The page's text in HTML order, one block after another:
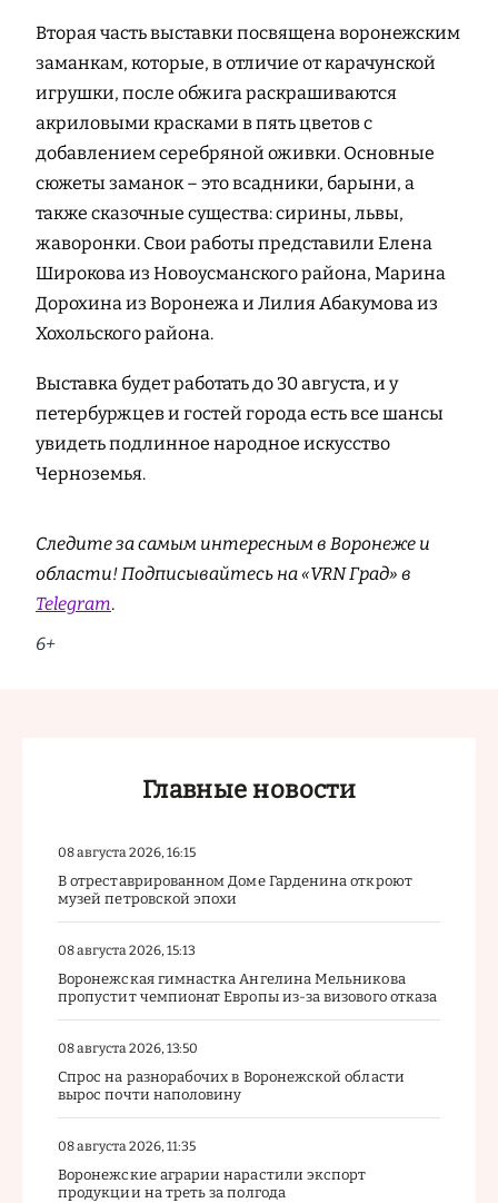
Вторая часть выставки посвящена воронежским
заманкам, которые, в отличие от карачунской
игрушки, после обжига раскрашиваются
акриловыми красками в пять цветов с
добавлением серебряной оживки. Основные
сюжеты заманок – это всадники, барыни, а
также сказочные существа: сирины, львы,
жаворонки. Свои работы представили Елена
Широкова из Новоусманского района, Марина
Дорохина из Воронежа и Лилия Абакумова из
Хохольского района.
Выставка будет работать до 30 августа, и у
петербуржцев и гостей города есть все шансы
увидеть подлинное народное искусство
Черноземья.
Следите за самым интересным в Воронеже и
области! Подписывайтесь на «VRN Град» в
Telegram.
6+
Главные новости
08 августа 2026, 16:15
В отреставрированном Доме Гарденина откроют
музей петровской эпохи
08 августа 2026, 15:13
Воронежская гимнастка Ангелина Мельникова
пропустит чемпионат Европы из-за визового отказа
08 августа 2026, 13:50
Спрос на разнорабочих в Воронежской области
вырос почти наполовину
08 августа 2026, 11:35
Воронежские аграрии нарастили экспорт
продукции на треть за полгода